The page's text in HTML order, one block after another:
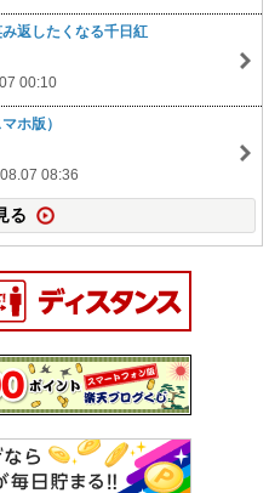
返したくなる千日紅
00:10
ホ版）
08:36
る